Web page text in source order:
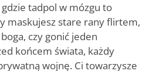
tadpol w mózgu to
maskujesz stare rany flirtem,
czy gonić jeden
końcem świata, każdy
wojnę. Ci towarzysze